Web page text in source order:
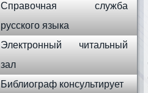
Справочная служба
русского языка
Электронный читальный
зал
Библиограф консультирует